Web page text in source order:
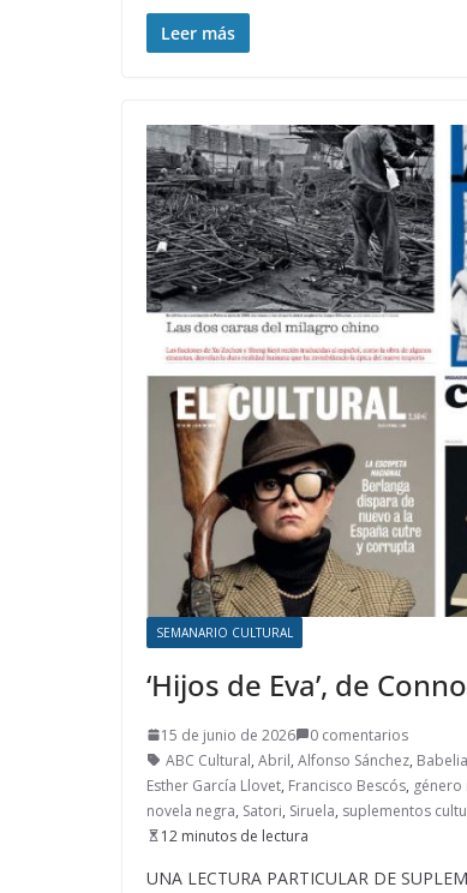
Leer más
SEMANARIO CULTURAL
‘Hijos de Eva’, de
15 de junio de 2026
0 comentarios
ABC Cultural, Abril, Alfonso Sánchez, Babelia
Esther García Llovet, Francisco Bescós, género
novela negra, Satori, Siruela, suplementos
12 minutos de lectura
UNA LECTURA PARTICULAR DE